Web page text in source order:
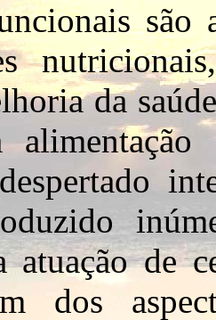
são
da
atuação de
dos